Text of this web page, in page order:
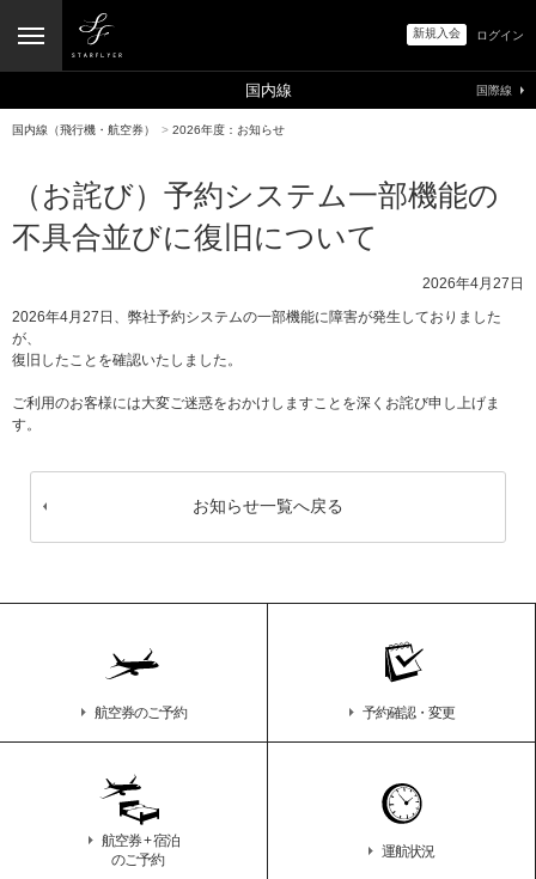
新規入会 ログイン
国内線（飛行機・航空券） > 2026年度：お知らせ
（お詫び）予約システム一部機能の
不具合並びに復旧について
2026年4月27日
2026年4月27日、弊社予約システムの一部機能に障害が発生しておりました
が、
復旧したことを確認いたしました。
ご利用のお客様には大変ご迷惑をおかけしますことを深くお詫び申し上げま
す。
お知らせ一覧へ戻る
航空券のご予約 予約確認・変更
航空券 + 宿泊
のご予約
運航状況
国内線 国際線